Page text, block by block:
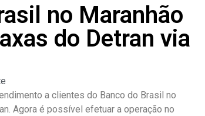
no Maranhão
do Detran via
a clientes do Banco do Brasil no
Agora é possível efetuar a operação no